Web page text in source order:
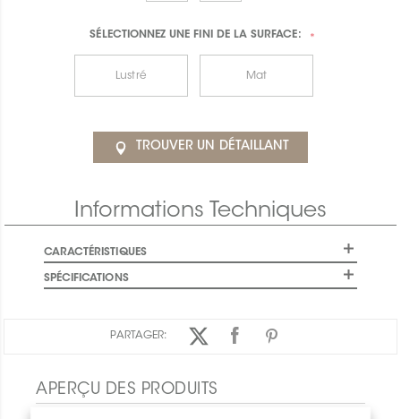
SÉLECTIONNEZ UNE FINI DE LA SURFACE: *
Lustré Mat
TROUVER UN DÉTAILLANT
Informations Techniques
CARACTÉRISTIQUES
SPÉCIFICATIONS
PARTAGER:
APERÇU DES PRODUITS